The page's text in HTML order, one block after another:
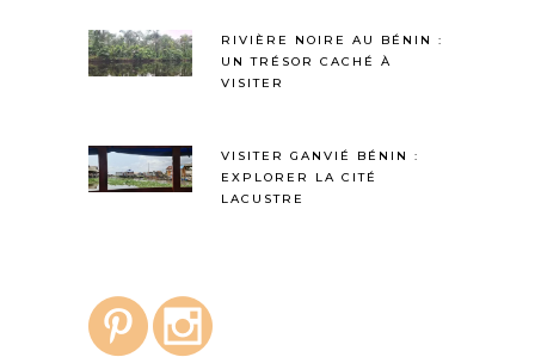
RIVIÈRE NOIRE AU BÉNIN :
UN TRÉSOR CACHÉ À
VISITER
VISITER GANVIÉ BÉNIN :
EXPLORER LA CITÉ
LACUSTRE